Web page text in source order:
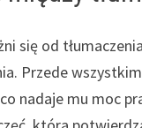
się od
Przede
nadaje mu moc